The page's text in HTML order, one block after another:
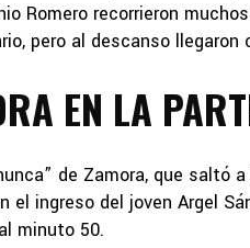
Romero recorrieron
pero al descanso llegaron
EN LA
de Zamora, que saltó
el ingreso del joven Argel
minuto 50.